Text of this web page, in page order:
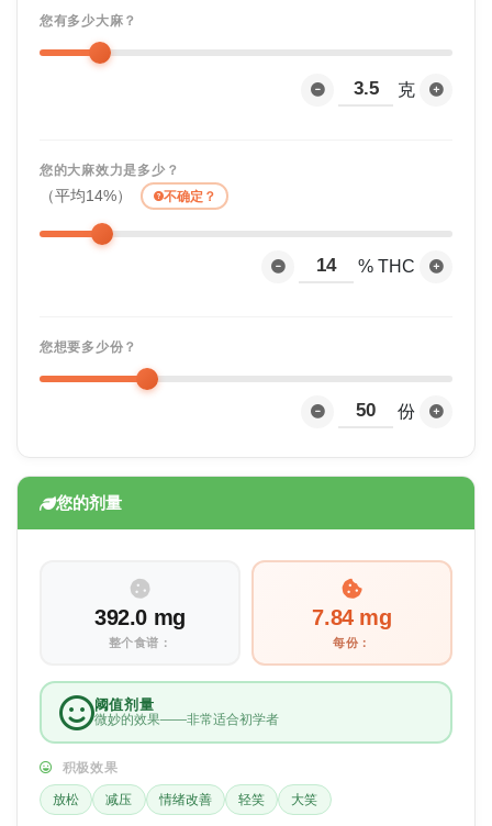
您有多少大麻？
克
您的大麻效力是多少？
（平均14%） 不确定？
% THC
您想要多少份？
份
您的剂量
392.0 mg
整个食谱：
7.84 mg
每份：
阈值剂量
微妙的效果——非常适合初学者
积极效果
放松 减压 情绪改善 轻笑 大笑